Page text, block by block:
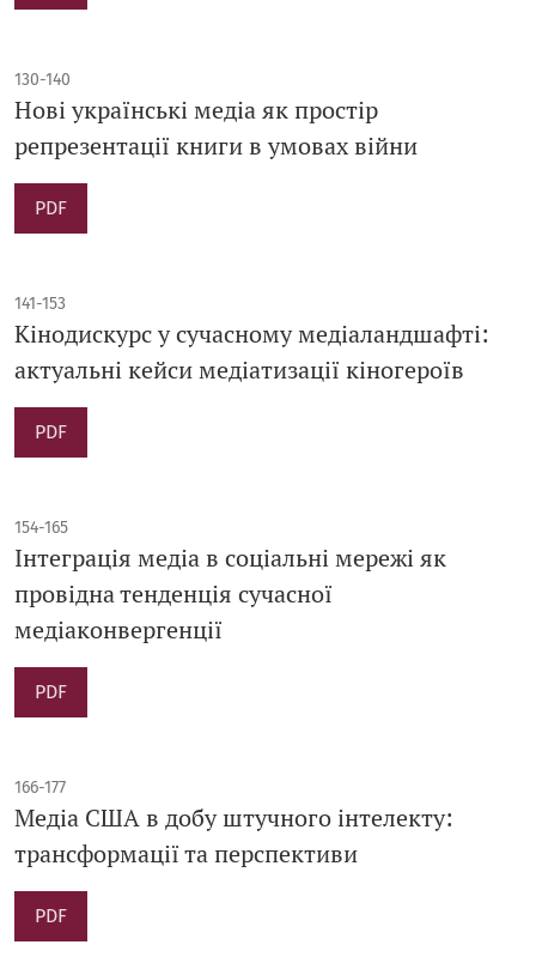
130-140
Нові українські медіа як простір
репрезентації книги в умовах війни
PDF
141-153
Кінодискурс у сучасному медіаландшафті:
актуальні кейси медіатизації кіногероїв
PDF
154-165
Інтеграція медіа в соціальні мережі як
провідна тенденція сучасної
медіаконвергенції
PDF
166-177
Медіа США в добу штучного інтелекту:
трансформації та перспективи
PDF